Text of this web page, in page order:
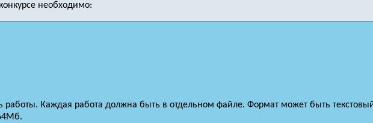
необходимо:
работы. Каждая работа должна быть в отдельном файле. Формат может быть